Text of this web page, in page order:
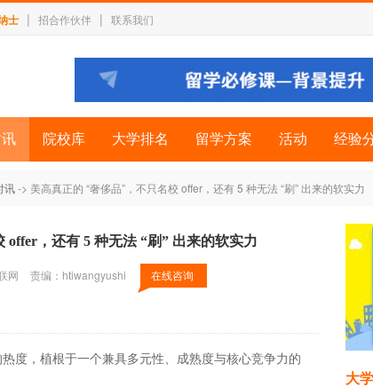
士 | 招合作伙伴 | 联系我们
院校库 大学排名 留学方案 活动 经验
讯-> 美高真正的 “奢侈品”，不只名校 offer，还有 5 种无法 “刷” 出来的软实力
offer，还有 5 种无法 “刷” 出来的软实力
网 责编：htiwangyushi 在线咨询
度，植根于一个兼具多元性、成熟度与核心竞争力的
大